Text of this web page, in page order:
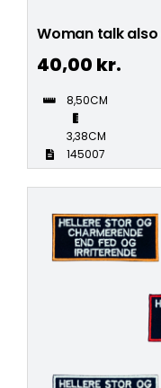
Woman talk
40,00 kr.
8,50CM
3,38CM
145007